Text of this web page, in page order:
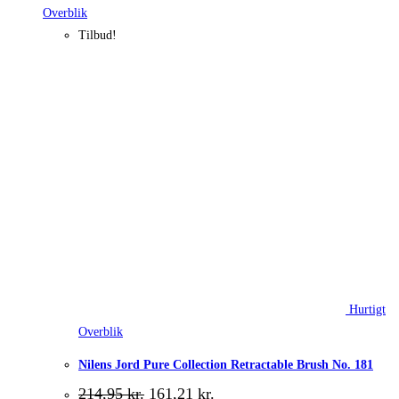
Overblik
Tilbud!
Hurtigt
Overblik
Nilens Jord Pure Collection Retractable Brush No. 181
214,95kr. Den
161,21 kr.